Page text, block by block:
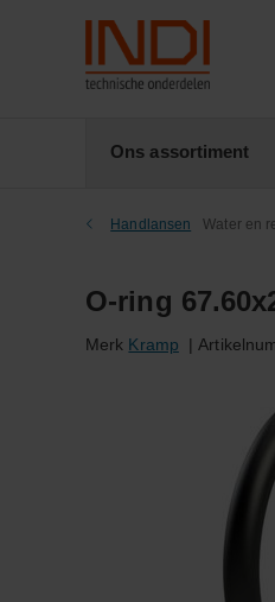
Ons assortiment
Handlansen Water en
O-ring
Merk Kramp |